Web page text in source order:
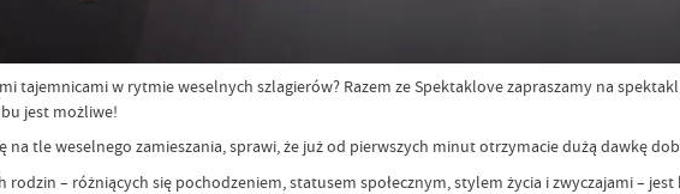
tajemnicami w rytmie weselnych szlagierów? Razem ze Spektaklove zapraszamy na
jest możliwe!
na tle weselnego zamieszania, sprawi, że już od pierwszych minut otrzymacie dużą dawkę
rodzin – różniących się pochodzeniem, statusem społecznym, stylem życia i zwyczajami –